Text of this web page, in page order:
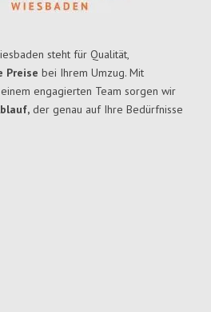
steht für Qualität,
Preise bei Ihrem Umzug. Mit
engagierten Team sorgen wir
der genau auf Ihre Bedürfnisse